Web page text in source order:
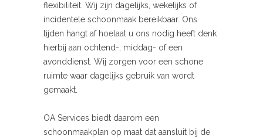
flexibiliteit. Wij zijn dagelijks, wekelijks of
incidentele schoonmaak bereikbaar. Ons
tijden hangt af hoelaat u ons nodig heeft denk
hierbij aan ochtend-, middag- of een
avonddienst. Wij zorgen voor een schone
ruimte waar dagelijks gebruik van wordt
gemaakt.
OA Services biedt daarom een
schoonmaakplan op maat dat aansluit bij de